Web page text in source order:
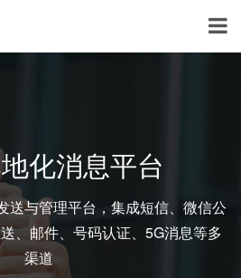
化消息平台
送与管理平台，集成短信、微信公
、邮件、号码认证、5G消息等多
渠道